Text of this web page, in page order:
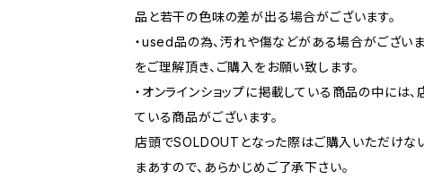
品と若干の色味の差が出る場合がございます。
・used品の為、汚れや傷などがある場合がござい
をご理解頂き、ご購入をお願い致します。
・オンラインショップに掲載している商品の中には
ている商品がございます。
店頭でSOLDOUTとなった際はご購入いただけな
まあすので、あらかじめご了承下さい。